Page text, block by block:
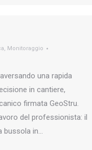
, Monitoraggio
una rapida
in cantiere,
firmata GeoStru.
del professionista: il
bussola in…